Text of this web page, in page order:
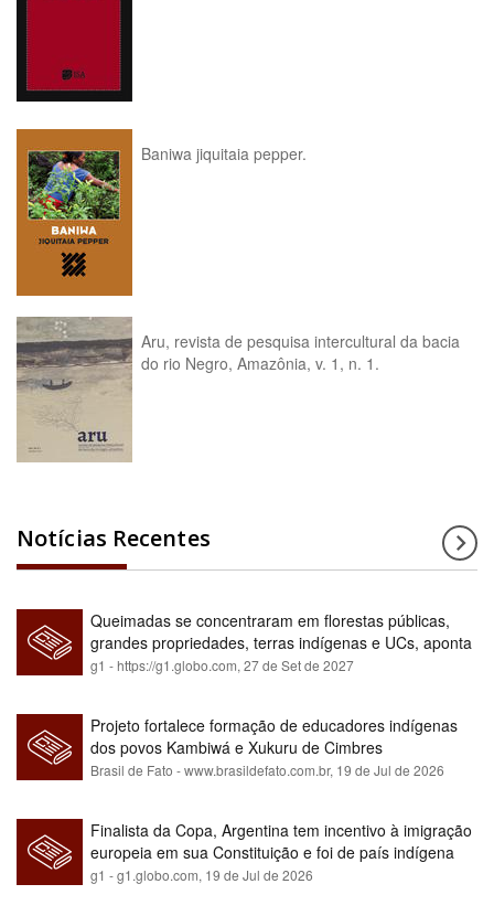
Baniwa jiquitaia pepper.
Aru, revista de pesquisa intercultural da bacia
do rio Negro, Amazônia, v. 1, n. 1.
Notícias Recentes
Queimadas se concentraram em florestas públicas,
grandes propriedades, terras indígenas e UCs, aponta
relatório
g1 - https://g1.globo.com, 27 de Set de 2027
Projeto fortalece formação de educadores indígenas
dos povos Kambiwá e Xukuru de Cimbres
Brasil de Fato - www.brasildefato.com.br, 19 de Jul de 2026
Finalista da Copa, Argentina tem incentivo à imigração
europeia em sua Constituição e foi de país indígena
para maioria branca
g1 - g1.globo.com, 19 de Jul de 2026